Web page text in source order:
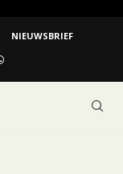
NIEUWSBRIEF